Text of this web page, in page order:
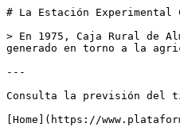
# La Estación
> En 1975, Caja Rural de
generado en torno a la
---
Consulta la previsión del
[Home](https://